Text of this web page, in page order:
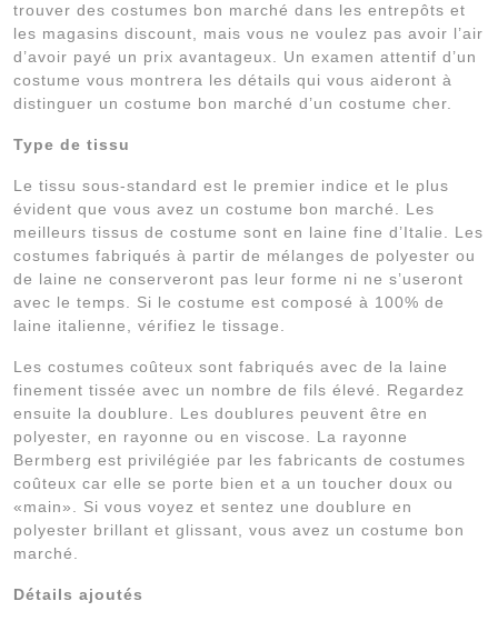
trouver des costumes bon marché dans les entrepôts et
les magasins discount, mais vous ne voulez pas avoir l’air
d’avoir payé un prix avantageux. Un examen attentif d’un
costume vous montrera les détails qui vous aideront à
distinguer un costume bon marché d’un costume cher.
Type de tissu
Le tissu sous-standard est le premier indice et le plus
évident que vous avez un costume bon marché. Les
meilleurs tissus de costume sont en laine fine d’Italie. Les
costumes fabriqués à partir de mélanges de polyester ou
de laine ne conserveront pas leur forme ni ne s’useront
avec le temps. Si le costume est composé à 100% de
laine italienne, vérifiez le tissage.
Les costumes coûteux sont fabriqués avec de la laine
finement tissée avec un nombre de fils élevé. Regardez
ensuite la doublure. Les doublures peuvent être en
polyester, en rayonne ou en viscose. La rayonne
Bermberg est privilégiée par les fabricants de costumes
coûteux car elle se porte bien et a un toucher doux ou
«main». Si vous voyez et sentez une doublure en
polyester brillant et glissant, vous avez un costume bon
marché.
Détails ajoutés